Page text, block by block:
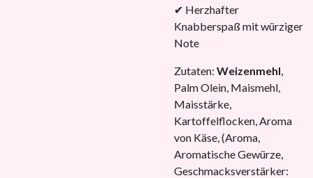
✔ Herzhafter
Knabberspaß mit würziger
Note
Zutaten: Weizenmehl,
Palm Olein, Maismehl,
Maisstärke,
Kartoffelflocken, Aroma
von Käse, (Aroma,
Aromatische Gewürze,
Geschmacksverstärker: